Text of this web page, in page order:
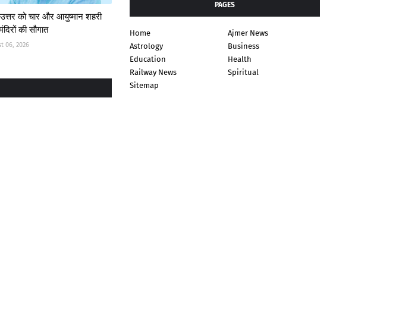
को चार और आयुष्मान शहरी
की सौगात
06, 2026
PAGES
Home
Ajmer News
Astrology
Business
Education
Health
Railway News
Spiritual
Sitemap